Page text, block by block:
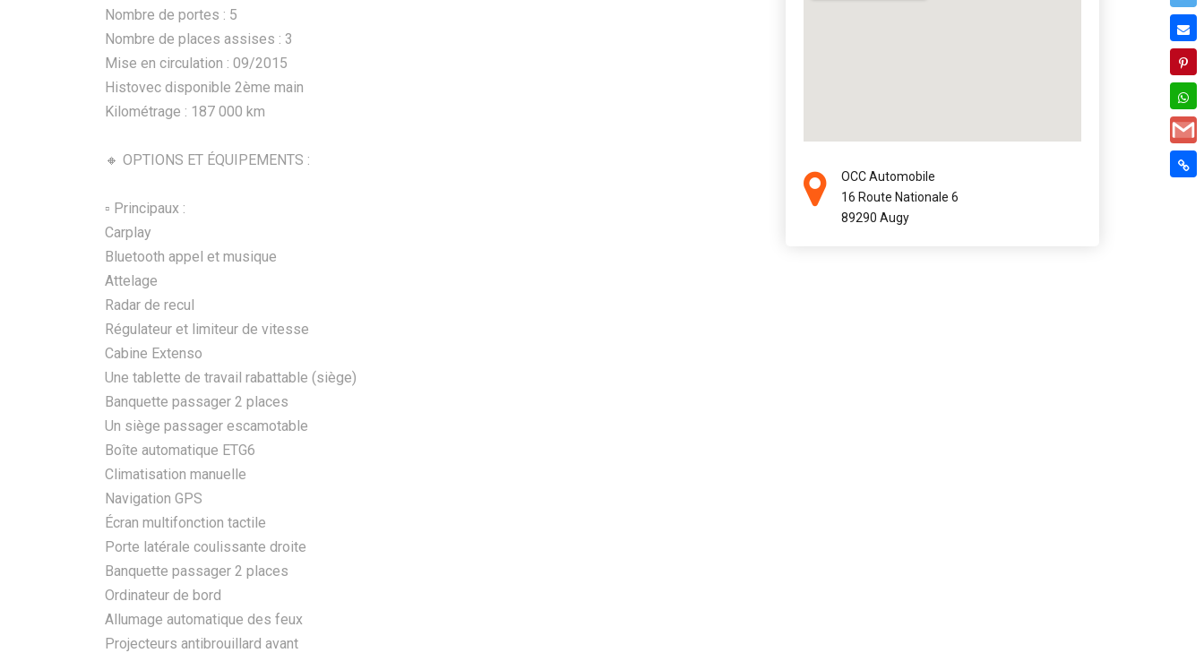
Nombre de portes : 5
Nombre de places assises : 3
Mise en circulation : 09/2015
Histovec disponible 2ème main
Kilométrage : 187 000 km
🔸 OPTIONS ET ÉQUIPEMENTS :
▫️ Principaux :
Carplay
Bluetooth appel et musique
Attelage
Radar de recul
Régulateur et limiteur de vitesse
Cabine Extenso
Une tablette de travail rabattable (siège)
Banquette passager 2 places
Un siège passager escamotable
Boîte automatique ETG6
Climatisation manuelle
Navigation GPS
Écran multifonction tactile
Porte latérale coulissante droite
Banquette passager 2 places
Ordinateur de bord
Allumage automatique des feux
Projecteurs antibrouillard avant
OCC Automobile
16 Route Nationale 6
89290 Augy